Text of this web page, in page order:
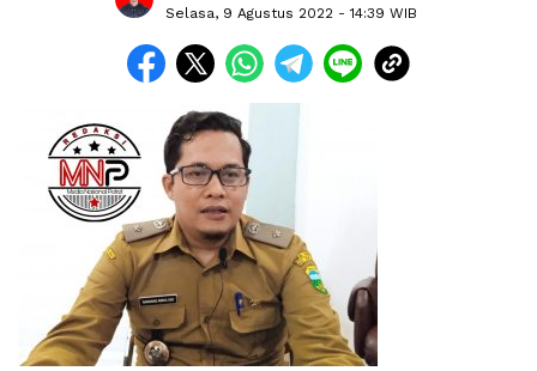
Selasa, 9 Agustus 2022 - 14:39 WIB